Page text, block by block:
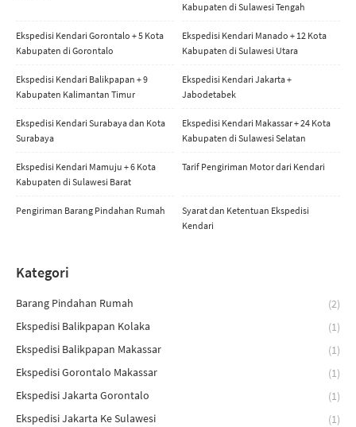
Kabupaten di Sulawesi Tengah
Ekspedisi Kendari Gorontalo + 5 Kota
Kabupaten di Gorontalo
Ekspedisi Kendari Manado + 12 Kota
Kabupaten di Sulawesi Utara
Ekspedisi Kendari Balikpapan + 9
Kabupaten Kalimantan Timur
Ekspedisi Kendari Jakarta +
Jabodetabek
Ekspedisi Kendari Surabaya dan Kota
Surabaya
Ekspedisi Kendari Makassar + 24 Kota
Kabupaten di Sulawesi Selatan
Ekspedisi Kendari Mamuju + 6 Kota
Kabupaten di Sulawesi Barat
Tarif Pengiriman Motor dari Kendari
Pengiriman Barang Pindahan Rumah
Syarat dan Ketentuan Ekspedisi
Kendari
Kategori
Barang Pindahan Rumah
(2)
Ekspedisi Balikpapan Kolaka
(1)
Ekspedisi Balikpapan Makassar
(1)
Ekspedisi Gorontalo Makassar
(1)
Ekspedisi Jakarta Gorontalo
(1)
Ekspedisi Jakarta Ke Sulawesi
(1)